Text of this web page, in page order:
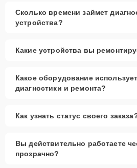
Сколько времени займет
устройства?
Какие устройства вы
Какое оборудование
диагностики и ремонта?
Как узнать статус своего
Вы действительно работаете
прозрачно?